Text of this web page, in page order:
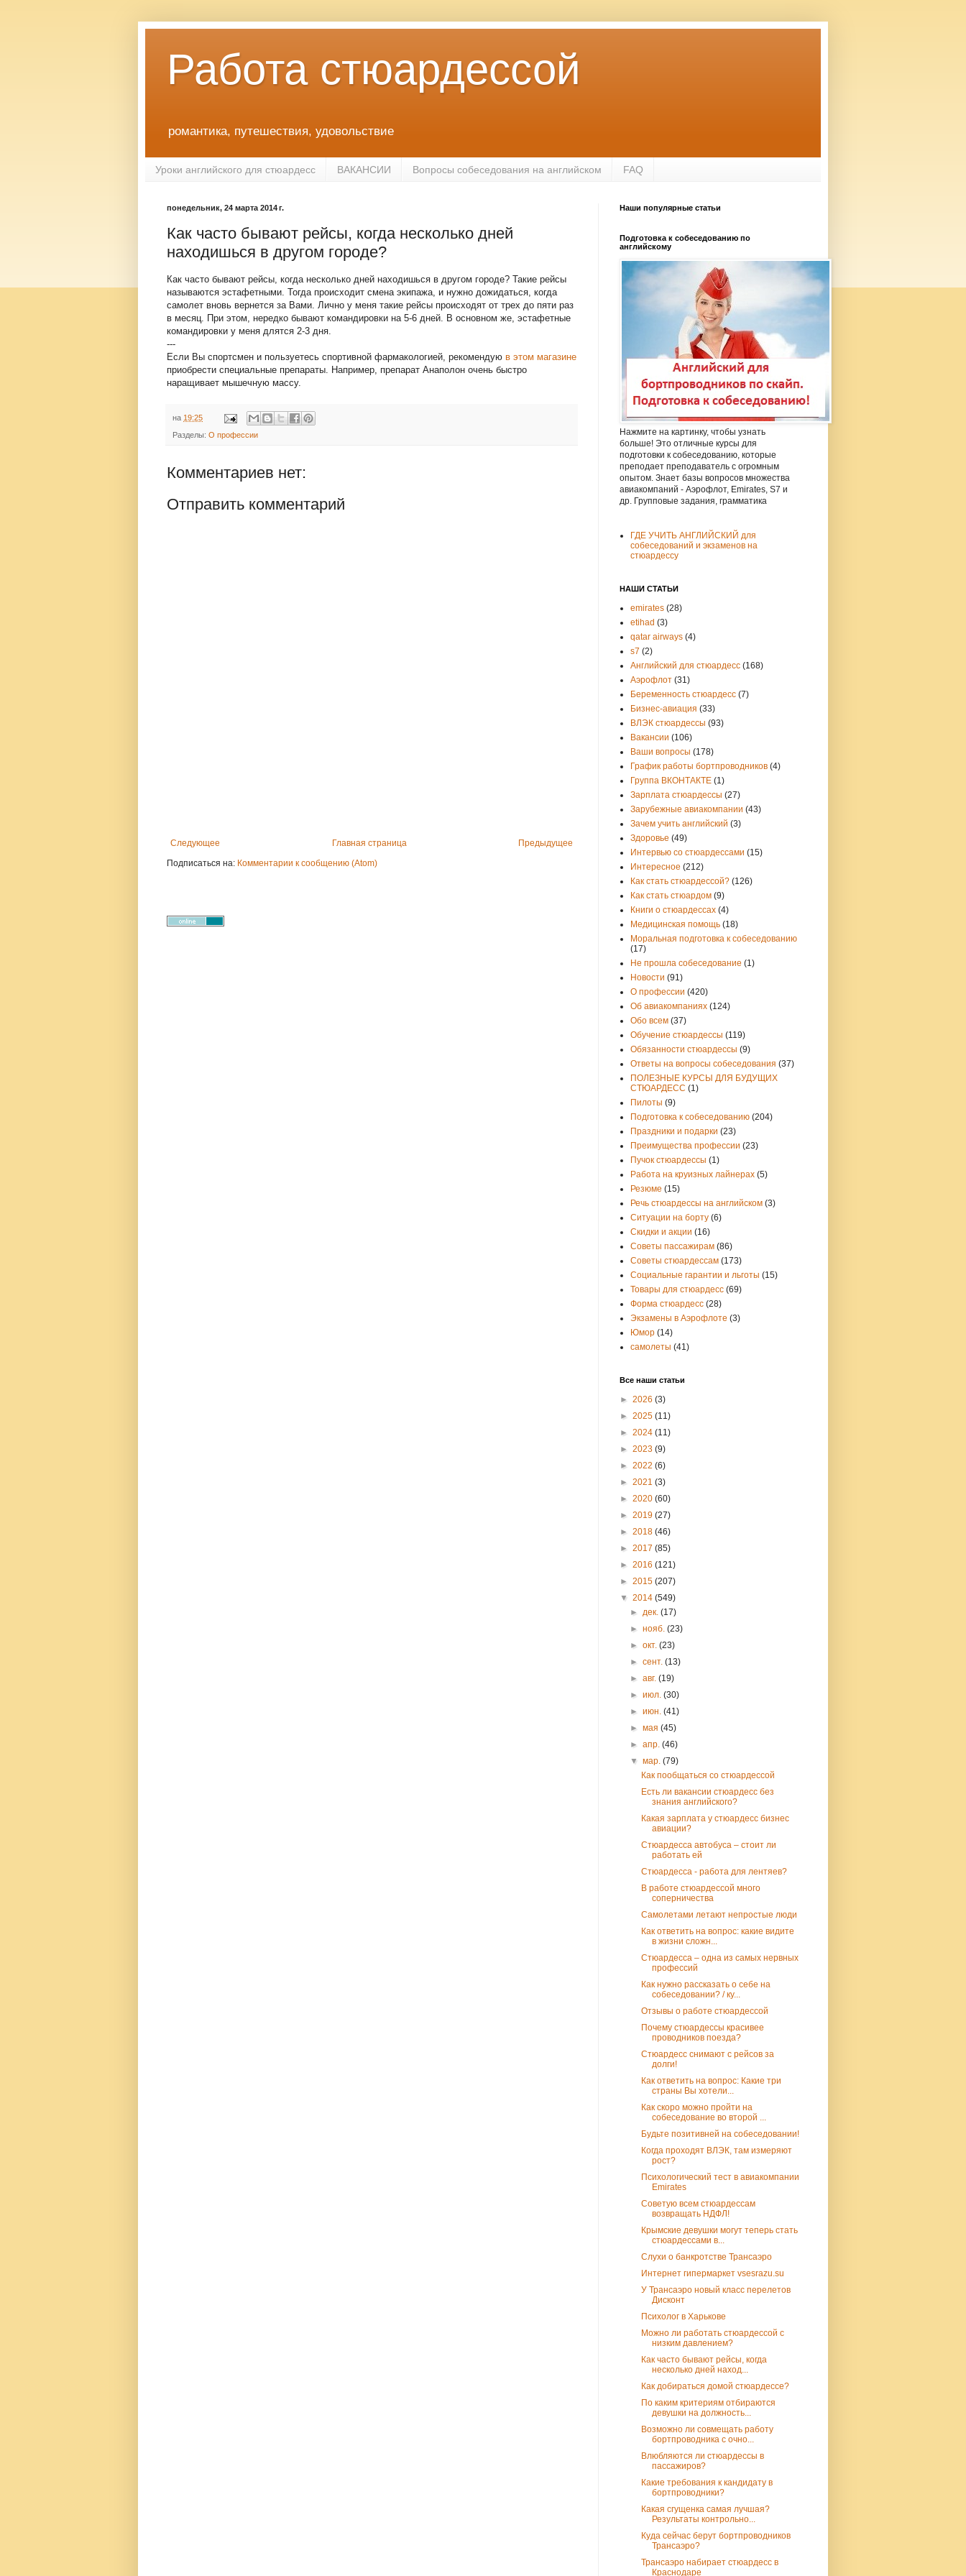
Работа стюардессой
романтика, путешествия, удовольствие
Уроки английского для стюардесс ВАКАНСИИ Вопросы собеседования на английском FAQ
понедельник, 24 марта 2014 г.
Как часто бывают рейсы, когда несколько дней
находишься в другом городе?
Как часто бывают рейсы, когда несколько дней находишься в другом городе? Такие рейсы
называются эстафетными. Тогда происходит смена экипажа, и нужно дожидаться, когда
самолет вновь вернется за Вами. Лично у меня такие рейсы происходят от трех до пяти раз
в месяц. При этом, нередко бывают командировки на 5-6 дней. В основном же, эстафетные
командировки у меня длятся 2-3 дня.
---
Если Вы спортсмен и пользуетесь спортивной фармакологией, рекомендую в этом магазине
приобрести специальные препараты. Например, препарат Анаполон очень быстро
наращивает мышечную массу.
на 19:25
Разделы: О профессии
Комментариев нет:
Отправить комментарий
Следующее Предыдущее
Главная страница
Подписаться на: Комментарии к сообщению (Atom)
Наши популярные статьи
Подготовка к собеседованию по
английскому
Нажмите на картинку, чтобы узнать
больше! Это отличные курсы для
подготовки к собеседованию, которые
преподает преподаватель с огромным
опытом. Знает базы вопросов множества
авиакомпаний - Аэрофлот, Emirates, S7 и
др. Групповые задания, грамматика
ГДЕ УЧИТЬ АНГЛИЙСКИЙ для
собеседований и экзаменов на
стюардессу
НАШИ СТАТЬИ
emirates (28)
etihad (3)
qatar airways (4)
s7 (2)
Английский для стюардесс (168)
Аэрофлот (31)
Беременность стюардесс (7)
Бизнес-авиация (33)
ВЛЭК стюардессы (93)
Вакансии (106)
Ваши вопросы (178)
График работы бортпроводников (4)
Группа ВКОНТАКТЕ (1)
Зарплата стюардессы (27)
Зарубежные авиакомпании (43)
Зачем учить английский (3)
Здоровье (49)
Интервью со стюардессами (15)
Интересное (212)
Как стать стюардессой? (126)
Как стать стюардом (9)
Книги о стюардессах (4)
Медицинская помощь (18)
Моральная подготовка к собеседованию
(17)
Не прошла собеседование (1)
Новости (91)
О профессии (420)
Об авиакомпаниях (124)
Обо всем (37)
Обучение стюардессы (119)
Обязанности стюардессы (9)
Ответы на вопросы собеседования (37)
ПОЛЕЗНЫЕ КУРСЫ ДЛЯ БУДУЩИХ
СТЮАРДЕСС (1)
Пилоты (9)
Подготовка к собеседованию (204)
Праздники и подарки (23)
Преимущества профессии (23)
Пучок стюардессы (1)
Работа на круизных лайнерах (5)
Резюме (15)
Речь стюардессы на английском (3)
Ситуации на борту (6)
Скидки и акции (16)
Советы пассажирам (86)
Советы стюардессам (173)
Социальные гарантии и льготы (15)
Товары для стюардесс (69)
Форма стюардесс (28)
Экзамены в Аэрофлоте (3)
Юмор (14)
самолеты (41)
Все наши статьи
► 2026 (3)
► 2025 (11)
► 2024 (11)
► 2023 (9)
► 2022 (6)
► 2021 (3)
► 2020 (60)
► 2019 (27)
► 2018 (46)
► 2017 (85)
► 2016 (121)
► 2015 (207)
▼ 2014 (549)
►дек.(17)
►нояб.(23)
►окт.(23)
►сент.(13)
►авг.(19)
►июл.(30)
►июн.(41)
►мая(45)
►апр.(46)
▼мар.(79)
Как пообщаться со стюардессой
Есть ли вакансии стюардесс без
знания английского?
Какая зарплата у стюардесс бизнес
авиации?
Стюардесса автобуса – стоит ли
работать ей
Стюардесса - работа для лентяев?
В работе стюардессой много
соперничества
Самолетами летают непростые люди
Как ответить на вопрос: какие видите
в жизни сложн...
Стюардесса – одна из самых нервных
профессий
Как нужно рассказать о себе на
собеседовании? / ку...
Отзывы о работе стюардессой
Почему стюардессы красивее
проводников поезда?
Стюардесс снимают с рейсов за
долги!
Как ответить на вопрос: Какие три
страны Вы хотели...
Как скоро можно пройти на
собеседование во второй ...
Будьте позитивней на собеседовании!
Когда проходят ВЛЭК, там измеряют
рост?
Психологический тест в авиакомпании
Emirates
Советую всем стюардессам
возвращать НДФЛ!
Крымские девушки могут теперь стать
стюардессами в...
Слухи о банкротстве Трансаэро
Интернет гипермаркет vsesrazu.su
У Трансаэро новый класс перелетов
Дисконт
Психолог в Харькове
Можно ли работать стюардессой с
низким давлением?
Как часто бывают рейсы, когда
несколько дней наход...
Как добираться домой стюардессе?
По каким критериям отбираются
девушки на должность...
Возможно ли совмещать работу
бортпроводника с очно...
Влюбляются ли стюардессы в
пассажиров?
Какие требования к кандидату в
бортпроводники?
Какая сгущенка самая лучшая?
Результаты контрольно...
Куда сейчас берут бортпроводников
Трансаэро?
Трансаэро набирает стюардесс в
Краснодаре